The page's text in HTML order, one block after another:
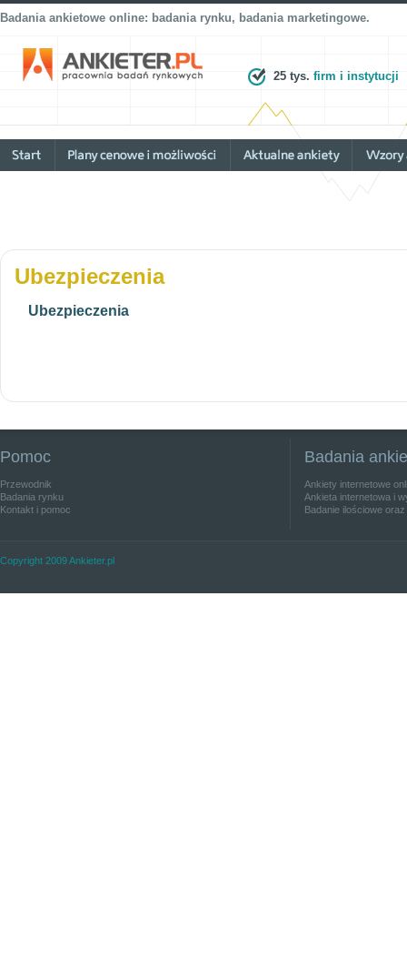
Badania ankietowe online: badania rynku, badania marketingowe.
25 tys. firm i instytucji
Ubezpieczenia
Ubezpieczenia
Pomoc
Przewodnik
Badania rynku
Kontakt i pomoc
Badania
Ankiety internetowe
Ankieta internetowa i
Badanie ilościowe
Copyright 2009 Ankieter.pl